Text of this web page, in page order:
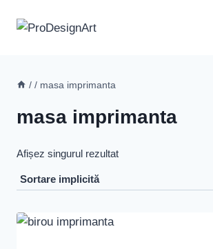
/ / masa imprimanta
masa imprimanta
Afișez singurul rezultat